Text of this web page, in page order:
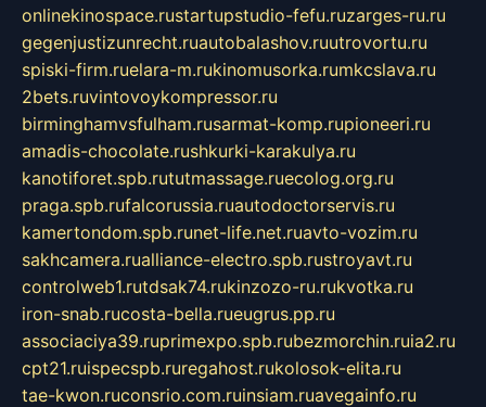
onlinekinospace.rustartupstudio-fefu.ruzarges-ru.ru
gegenjustizunrecht.ruautobalashov.ruutrovortu.ru
spiski-firm.ruelara-m.rukinomusorka.rumkcslava.ru
2bets.ruvintovoykompressor.ru
birminghamvsfulham.rusarmat-komp.rupioneeri.ru
amadis-chocolate.rushkurki-karakulya.ru
kanotiforet.spb.rututmassage.ruecolog.org.ru
praga.spb.rufalcorussia.ruautodoctorservis.ru
kamertondom.spb.runet-life.net.ruavto-vozim.ru
sakhcamera.rualliance-electro.spb.rustroyavt.ru
controlweb1.rutdsak74.rukinzozo-ru.rukvotka.ru
iron-snab.rucosta-bella.rueugrus.pp.ru
associaciya39.ruprimexpo.spb.rubezmorchin.ruia2.ru
cpt21.ruispecspb.ruregahost.rukolosok-elita.ru
tae-kwon.ruconsrio.com.ruinsiam.ruavegainfo.ru